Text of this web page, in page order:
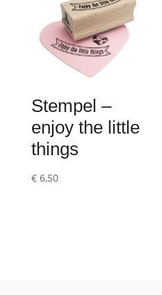
Stempel –
enjoy the little
things
€6,50